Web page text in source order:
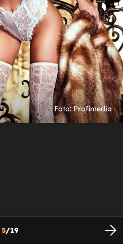
Foto: Profimedia
5/19